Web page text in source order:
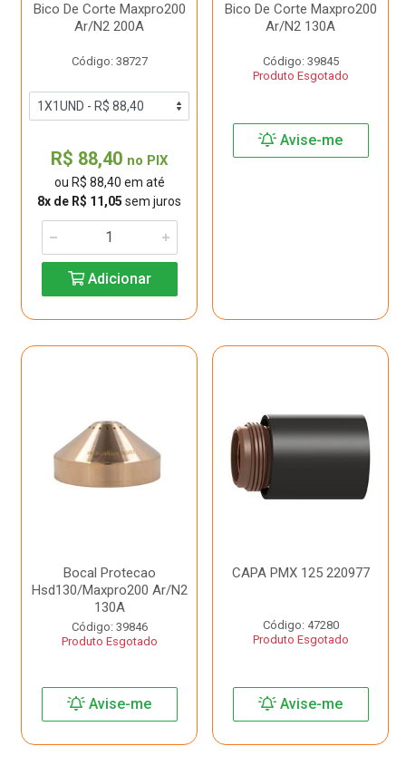
Bico De Corte Maxpro200
Ar/N2 200A
Código: 38727
R$ 88,40 no PIX
ou R$ 88,40 em até
8x de R$ 11,05 sem juros
Adicionar
Bico De Corte Maxpro200
Ar/N2 130A
Código: 39845
Produto Esgotado
Avise-me
Bocal Protecao
Hsd130/Maxpro200 Ar/N2
130A
Código: 39846
Produto Esgotado
Avise-me
CAPA PMX 125 220977
Código: 47280
Produto Esgotado
Avise-me